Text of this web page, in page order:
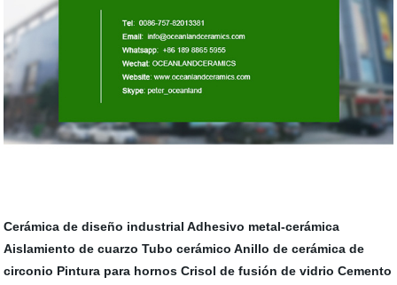
Cerámica de diseño industrial Adhesivo metal-cerámica
Aislamiento de cuarzo Tubo cerámico Anillo de cerámica de
circonio Pintura para hornos Crisol de fusión de vidrio Cemento